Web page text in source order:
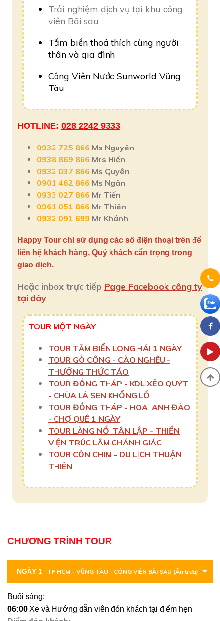
Trải nghiệm dịch vụ tại khu công
viên Bãi sau
Tắm biển thoả thích cùng người
thân và gia đình
Công Viên Nước Sunworld Vũng
Tàu
HOTLINE: 028 2242 9333
0932 725 866 Ms Nguyên
0938 869 866 Mrs Hiền
0932 037 866 Ms Quyên
0901 462 866 Ms Ngân
0933 027 866 Mr Tiến
0961 051 866 Mr Thiên
0932 091 699 Mr Khánh
Happy Tour chỉ sử dụng các số điện thoại trên để
liên hệ khách hàng, Quý khách cẩn trọng trong
giao dịch.
Hoặc inbox trực tiếp Page Facebook công ty
tại đây
TOUR MỘT NGÀY
TOUR TẮM BIỂN LONG HẢI 1 NGÀY
TOUR GÒ CÔNG - CÀO NGHÊU -
THƯỞNG THỨC TÁO
TOUR ĐỒNG THÁP - KDL XẺO QUÝT
- CHÙA LÁ SEN KHỔNG LỒ
TOUR ĐỒNG THÁP - HOA ANH ĐÀO
- CHỢ QUÊ 1 NGÀY
TOUR LÀNG NỔI TÂN LẬP - THIỀN
VIỆN TRÚC LÂM CHÁNH GIÁC
TOUR CỒN CHIM - DU LỊCH THUẬN
THIÊN
CHƯƠNG TRÌNH TOUR
NGÀY 1 TP HCM - VŨNG TÀU - CÔNG VIÊN BÃI SAU (Ăn trưa)
Buổi sáng:
06:00 Xe và Hướng dẫn viên đón khách tại điểm hẹn.